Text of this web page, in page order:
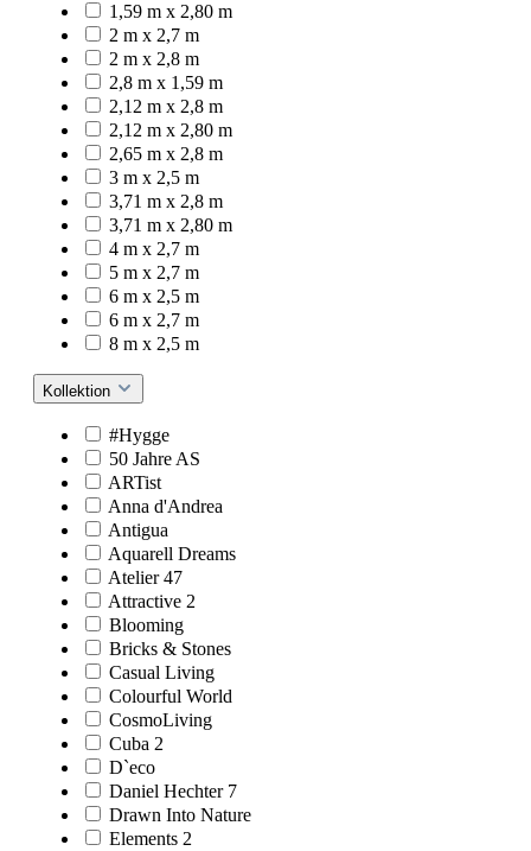
1,59 m x 2,80 m
2 m x 2,7 m
2 m x 2,8 m
2,8 m x 1,59 m
2,12 m x 2,8 m
2,12 m x 2,80 m
2,65 m x 2,8 m
3 m x 2,5 m
3,71 m x 2,8 m
3,71 m x 2,80 m
4 m x 2,7 m
5 m x 2,7 m
6 m x 2,5 m
6 m x 2,7 m
8 m x 2,5 m
Kollektion
#Hygge
50 Jahre AS
ARTist
Anna d'Andrea
Antigua
Aquarell Dreams
Atelier 47
Attractive 2
Blooming
Bricks & Stones
Casual Living
Colourful World
CosmoLiving
Cuba 2
D`eco
Daniel Hechter 7
Drawn Into Nature
Elements 2